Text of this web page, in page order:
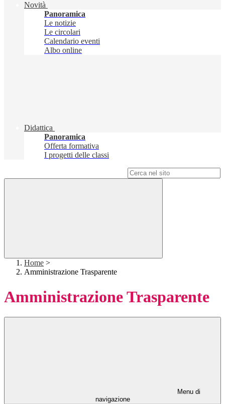
Novità
Panoramica
Le notizie
Le circolari
Calendario eventi
Albo online
Didattica
Panoramica
Offerta formativa
I progetti delle classi
Home >
Amministrazione Trasparente
Amministrazione Trasparente
Menu di
navigazione